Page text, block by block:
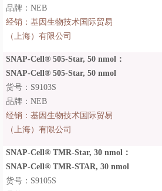
品牌：NEB
经销： 基因生物技术国际贸易
（上海）有限公司
SNAP-Cell® 505-Star, 50 nmol：
SNAP-Cell® 505-Star, 50 nmol
货号：S9103S
品牌：NEB
经销： 基因生物技术国际贸易
（上海）有限公司
SNAP-Cell® TMR-Star, 30 nmol：
SNAP-Cell® TMR-STAR, 30 nmol
货号：S9105S